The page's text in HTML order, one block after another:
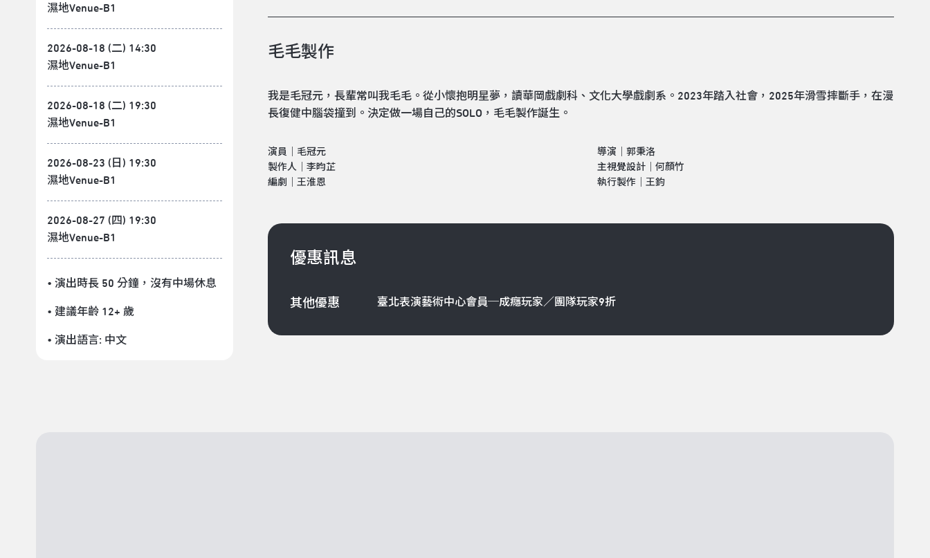
濕地Venue-B1
2026-08-18 (二) 14:30
濕地Venue-B1
2026-08-18 (二) 19:30
濕地Venue-B1
2026-08-23 (日) 19:30
濕地Venue-B1
2026-08-27 (四) 19:30
濕地Venue-B1
• 演出時長 50 分鐘 ，沒有中場休息
• 建議年齡 12+ 歲
• 演出語言: 中文
毛毛製作
我是毛冠元，長輩常叫我毛毛。從小懷抱明星夢，讀華岡戲劇科、文化大學戲劇系。2023年踏入社會，2025年滑雪摔斷手，在漫
長復健中腦袋撞到。決定做一場自己的SOLO，毛毛製作誕生。
演員｜毛冠元
製作人｜李昀芷
編劇｜王淮恩
導演｜郭秉洛
主視覺設計｜何顏竹
執行製作｜王鈞
優惠訊息
其他優惠 臺北表演藝術中心會員─成癮玩家／團隊玩家9折